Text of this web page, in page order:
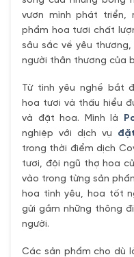
vươn mình phát triển,
phẩm hoa tươi chất
sâu sắc về yêu
người thân thương của
Từ tình yêu nghề bắt
hoa tươi và thấu hiểu
và đặt hoa. Mình là
nghiệp với dịch vụ
trong thời điểm dịch
tươi, đội ngũ thợ hoa
vào trong từng sản
hoa tình yêu, hoa tốt
gửi gắm những thông
người.
Các sản phẩm cho dù